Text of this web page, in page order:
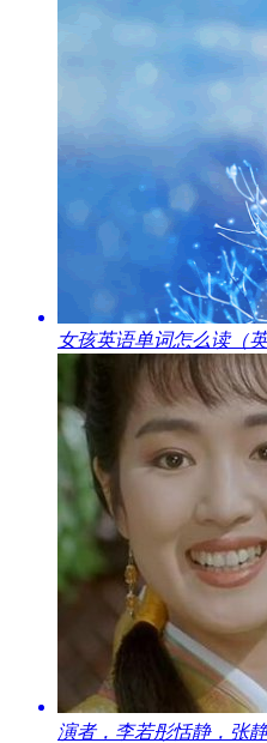
女孩英语单词怎么读（
演者，李若彤恬静，张